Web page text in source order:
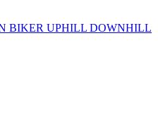
BIKER UPHILL DOWNHILL